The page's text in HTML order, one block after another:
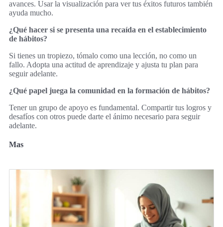
avances. Usar la visualización para ver tus éxitos futuros también
ayuda mucho.
¿Qué hacer si se presenta una recaída en el establecimiento
de hábitos?
Si tienes un tropiezo, tómalo como una lección, no como un
fallo. Adopta una actitud de aprendizaje y ajusta tu plan para
seguir adelante.
¿Qué papel juega la comunidad en la formación de hábitos?
Tener un grupo de apoyo es fundamental. Compartir tus logros y
desafíos con otros puede darte el ánimo necesario para seguir
adelante.
Mas